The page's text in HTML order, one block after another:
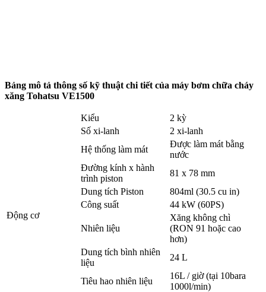
Bảng mô tả thông số kỹ thuật chi tiết của máy bơm chữa cháy
xăng Tohatsu VE1500
Động cơ
Kiểu
2 kỳ
Số xi-lanh
2 xi-lanh
Hệ thống làm mát
Được làm mát bằng
nước
Đường kính x hành
trình piston
81 x 78 mm
Dung tích Piston
804ml (30.5 cu in)
Công suất
44 kW (60PS)
Nhiên liệu
Xăng không chì
(RON 91 hoặc cao
hơn)
Dung tích bình nhiên
liệu
24 L
Tiêu hao nhiên liệu
16L / giờ (tại 10bara
1000l/min)